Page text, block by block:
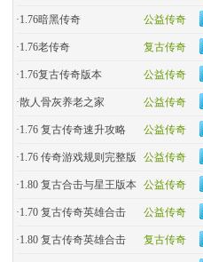
公益传奇
·1.76暗黑传奇
复古传奇
·1.76老传奇
公益传奇
·1.76复古传奇版本
公益传奇
·散人骨灰养老之家
公益传奇
·1.76 复古传奇速升攻略
公益传奇
·1.76 传奇游戏规则完整版
公益传奇
·1.80 复古合击与星王版本
公益传奇
·1.70 复古传奇英雄合击
复古传奇
·1.80 复古传奇英雄合击